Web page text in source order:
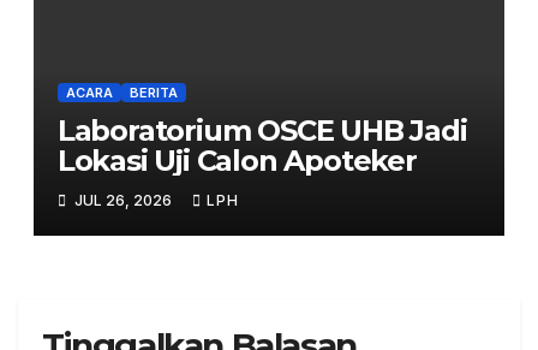
ACARA BERITA
Laboratorium OSCE UHB Jadi
Lokasi Uji Calon Apoteker
JUL 26, 2026 LPH